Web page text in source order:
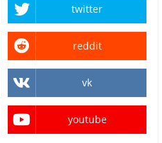
twitter
reddit
vk
youtube